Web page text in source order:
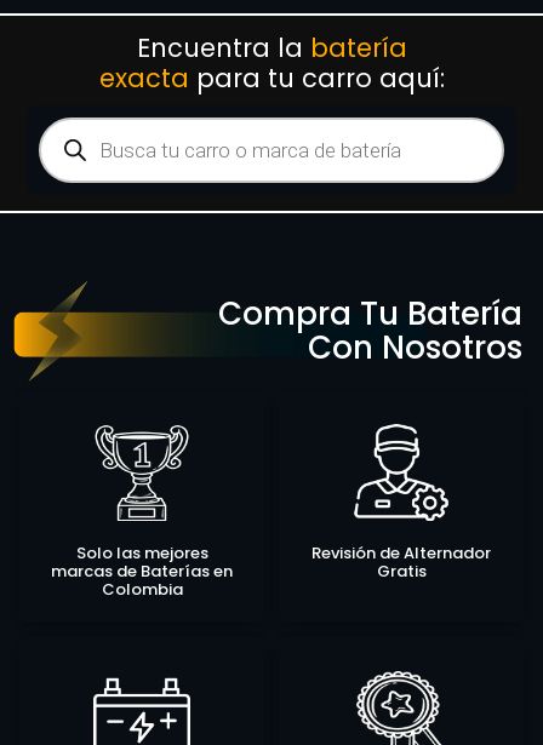
Encuentra la batería
exacta para tu carro aquí:
Compra Tu Batería
Con Nosotros
Solo las mejores
marcas de Baterías en
Colombia
Revisión de Alternador
Gratis